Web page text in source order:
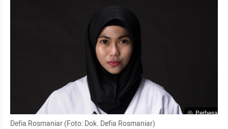
Perbesar
Defia Rosmaniar (Foto: Dok. Defia Rosmaniar)